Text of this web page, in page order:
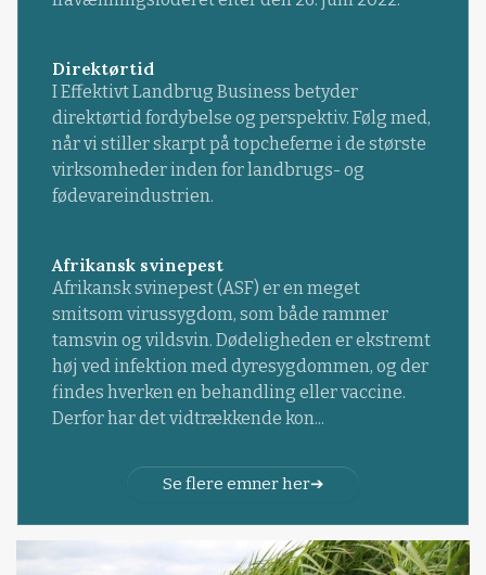
Direktørtid
I Effektivt Landbrug Business betyder
direktørtid fordybelse og perspektiv. Følg med,
når vi stiller skarpt på topcheferne i de største
virksomheder inden for landbrugs- og
fødevareindustrien.
Afrikansk svinepest
Afrikansk svinepest (ASF) er en meget
smitsom virussygdom, som både rammer
tamsvin og vildsvin. Dødeligheden er ekstremt
høj ved infektion med dyresygdommen, og der
findes hverken en behandling eller vaccine.
Derfor har det vidtrækkende kon...
Se flere emner her